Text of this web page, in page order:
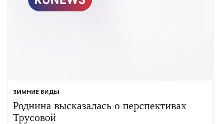
ЗИМНИЕ ВИДЫ
Роднина высказалась о перспективах
Трусовой